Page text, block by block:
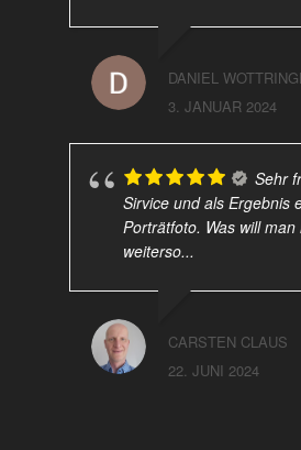
DANIEL
3. JANUAR 2024
Sehr
Sirvice und als Ergebnis
Porträtfoto. Was will
weiterso...
CARSTEN CLAUS
22. JUNI 2024